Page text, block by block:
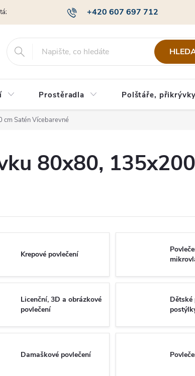
+420 607 697 712
Obchodní podmínky Podmínky ochrany osobních
Prostěradla Polštáře,
Satén Vícebarevné
80x80,
Krepové povlečení
Licenční, 3D a obrázkové
povlečení
Dětské
Damaškové povlečení